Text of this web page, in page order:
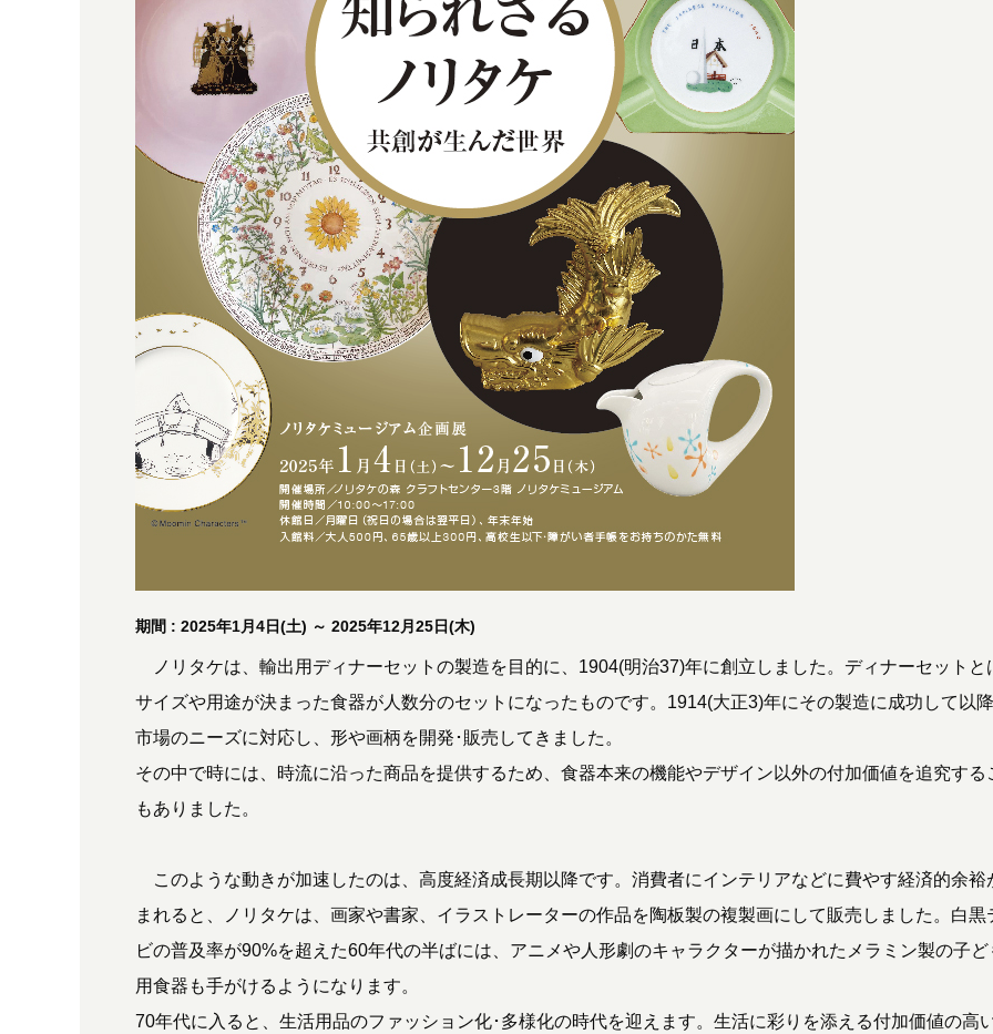
期間 : 2025年1月4日(土) ～ 2025年12月25日(木)
ノリタケは、輸出用ディナーセットの製造を目的に、1904(明治37)年に創立しました。ディナーセットと
サイズや用途が決まった食器が人数分のセットになったものです。1914(大正3)年にその製造に成功して以
市場のニーズに対応し、形や画柄を開発･販売してきました。
その中で時には、時流に沿った商品を提供するため、食器本来の機能やデザイン以外の付加価値を追究する
もありました。
このような動きが加速したのは、高度経済成長期以降です。消費者にインテリアなどに費やす経済的余裕
まれると、ノリタケは、画家や書家、イラストレーターの作品を陶板製の複製画にして販売しました。白黒
ビの普及率が90%を超えた60年代の半ばには、アニメや人形劇のキャラクターが描かれたメラミン製の子ど
用食器も手がけるようになります。
70年代に入ると、生活用品のファッション化･多様化の時代を迎えます。生活に彩りを添える付加価値の高